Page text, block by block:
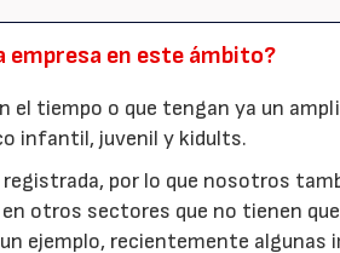
empresa en este ámbito?
tiempo o que tengan ya un
infantil, juvenil y kidults.
por lo que nosotros
otros sectores que no tienen
ejemplo, recientemente